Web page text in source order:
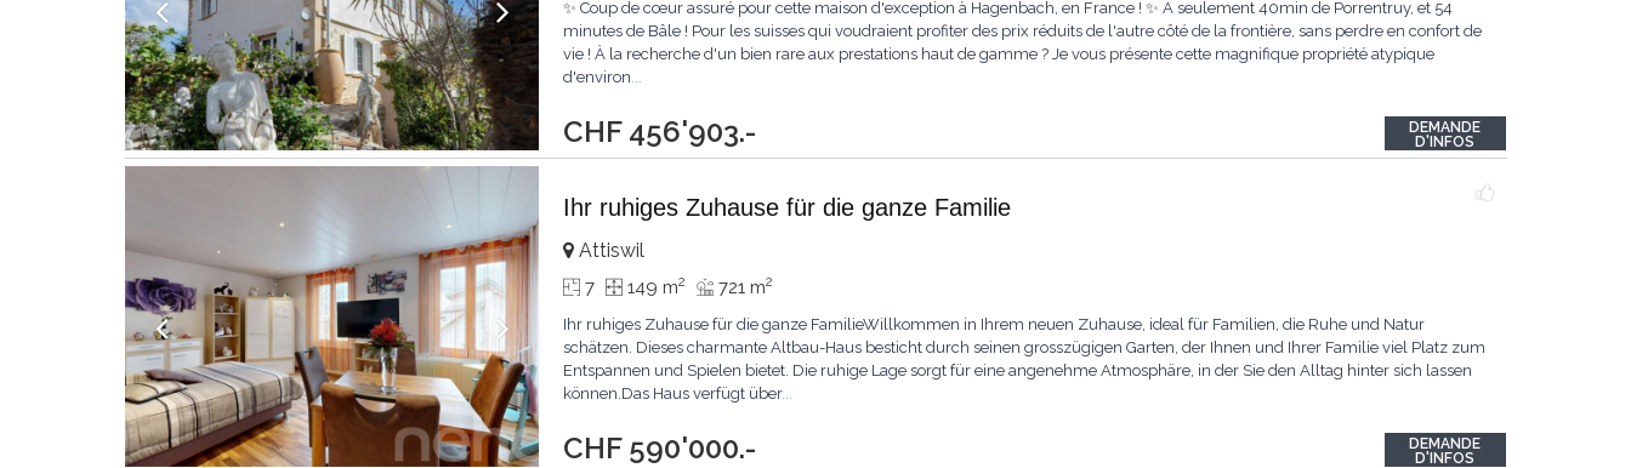
CHF 456'903.-
✨ Coup de cœur assuré pour cette maison d'exception à Hagenbach, en France ! ✨ A seulement 40min de Porrentruy, et 54
minutes de Bâle ! Pour les suisses qui voudraient profiter des prix réduits de l'autre côté de la frontière, sans perdre en confort de
vie ! À la recherche d'un bien rare aux prestations haut de gamme ? Je vous présente cette magnifique propriété atypique
d'environ...
DEMANDE
D'INFOS
Ihr ruhiges Zuhause für die ganze Familie
CHF 590'000.-
Attiswil
7 149 m2 721 m2
Ihr ruhiges Zuhause für die ganze FamilieWillkommen in Ihrem neuen Zuhause, ideal für Familien, die Ruhe und Natur
schätzen. Dieses charmante Altbau-Haus besticht durch seinen grosszügigen Garten, der Ihnen und Ihrer Familie viel Platz zum
Entspannen und Spielen bietet. Die ruhige Lage sorgt für eine angenehme Atmosphäre, in der Sie den Alltag hinter sich lassen
können.Das Haus verfügt über...
DEMANDE
D'INFOS